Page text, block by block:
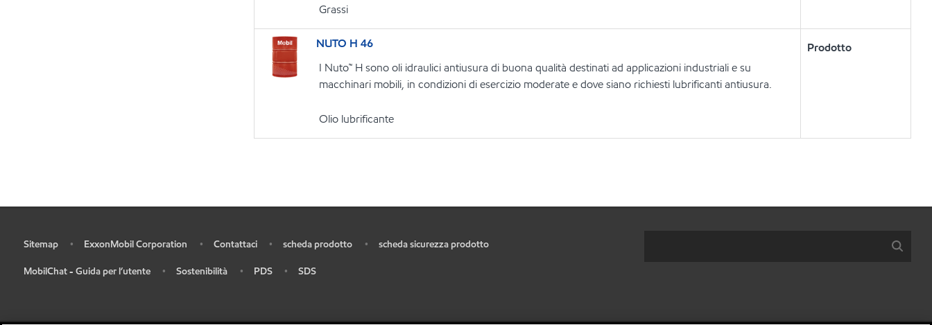
Grassi
NUTO H 46
I Nuto™ H sono oli idraulici antiusura di buona qualità destinati ad applicazioni industriali e su
macchinari mobili, in condizioni di esercizio moderate e dove siano richiesti lubrificanti antiusura.
Olio lubrificante
Prodotto
Sitemap • ExxonMobil Corporation • Contattaci • scheda prodotto • scheda sicurezza prodotto
MobilChat - Guida per l’utente • Sostenibilità • PDS • SDS